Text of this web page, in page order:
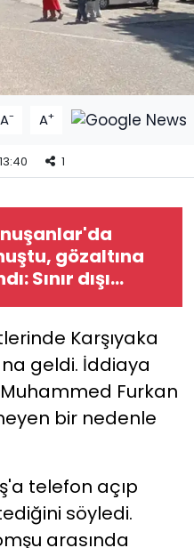
A- A+
1
gözaltına
Sınır dışı
Karşıyaka
geldi. İddiaya
Furkan
bir nedenle
telefon açıp
söyledi.
arasında